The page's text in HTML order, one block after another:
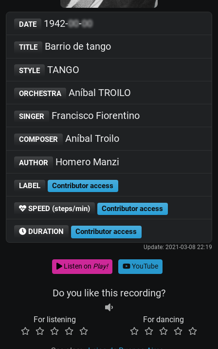
DATE 1942-00-00
TITLE Barrio de tango
STYLE TANGO
ORCHESTRA Aníbal TROILO
SINGER Francisco Fiorentino
COMPOSER Aníbal Troilo
AUTHOR Homero Manzi
LABEL Contributor access
SPEED (steps/min) Contributor access
DURATION Contributor access
Update: 2021-03-08 22:19
Listen on Play! YouTube
Do you like this recording?
For listening For dancing